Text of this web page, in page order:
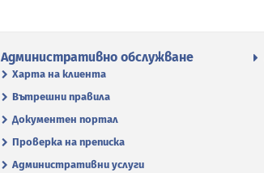
Административно обслужване
Харта на клиента
Вътрешни правила
Документен портал
Проверка на преписка
Административни услуги